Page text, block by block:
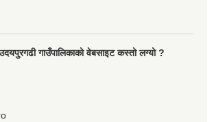
गाउँपालिकाको वेबसाइट कस्तो लग्यो ?